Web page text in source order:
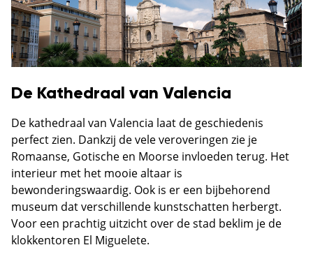
De Kathedraal van Valencia
De kathedraal van Valencia laat de geschiedenis
perfect zien. Dankzij de vele veroveringen zie je
Romaanse, Gotische en Moorse invloeden terug. Het
interieur met het mooie altaar is
bewonderingswaardig. Ook is er een bijbehorend
museum dat verschillende kunstschatten herbergt.
Voor een prachtig uitzicht over de stad beklim je de
klokkentoren El Miguelete.